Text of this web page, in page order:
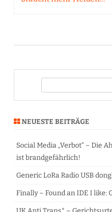
r
h
NEUESTE BEITRÄGE
Social Media „Verbot“ – Die
ist brandgefährlich!
Generic LoRa Radio USB
Finally – Found an IDE I like: